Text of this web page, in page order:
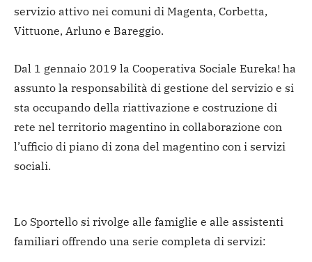
servizio attivo nei comuni di Magenta, Corbetta,
Vittuone, Arluno e Bareggio.
Dal 1 gennaio 2019 la Cooperativa Sociale Eureka! ha
assunto la responsabilità di gestione del servizio e si
sta occupando della riattivazione e costruzione di
rete nel territorio magentino in collaborazione con
l’ufficio di piano di zona del magentino con i servizi
sociali.
Lo Sportello si rivolge alle famiglie e alle assistenti
familiari offrendo una serie completa di servizi: